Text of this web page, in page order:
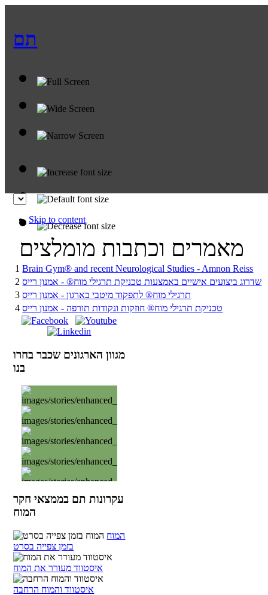
תם
Skip to content
מאמרים וכתבות מומלצים
1 Brain Gym® and recent Neurological Studies - Amnon Reiss
2 שדרוג ביצועים אישיים באמצעות טכניקת תרגילי מוח® - אמנון רייס
3 תרגילי מוח® לתפקוד מיטבי בארגון - אמנון רייס
4 טכניקת תרגילי מוח® חוזקות ונקודות תורפה - אמנון רייס
מגוון הארגונים שכבר בחרו
בנו
עקרונות תם בממצאי חקר
המוח
המוח
בזמן צפייה בסרט
איסטווד מעורר את המוח
איסטווד והמוח הרחבה